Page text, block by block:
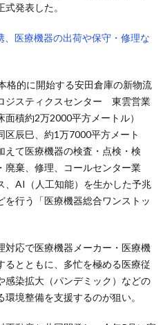
発表した。
医療機器の出荷や保守・修理な
格的に開始する安田倉庫の新物流
ジスティクスセンター 東雲営業
積約2万2000平方メートル）
区辰巳、約1万7000平方メート
えて医療機器の検査・点検・検
廃棄、修理、コールセンター業
、AI（人工知能）を生かした予兆
行う「医療機器総合ワンストッ
対応で医療機器メーカー・医療機
とともに、多忙を極める医療従
感染拡大（パンデミック）などの
境整備を支援するのが狙い。